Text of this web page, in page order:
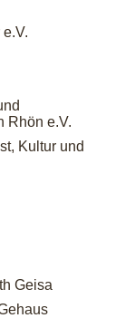
Rhön e.V.
Kultur und
Geisa